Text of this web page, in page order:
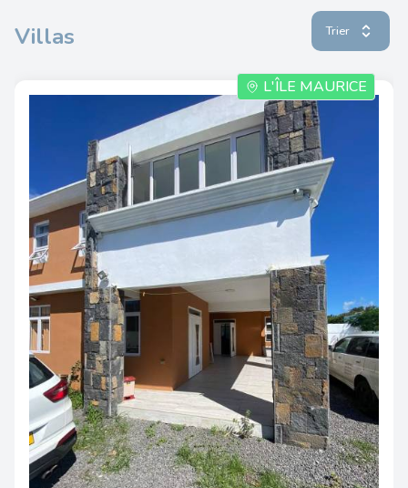
Villas Trier
L'ÎLE MAURICE